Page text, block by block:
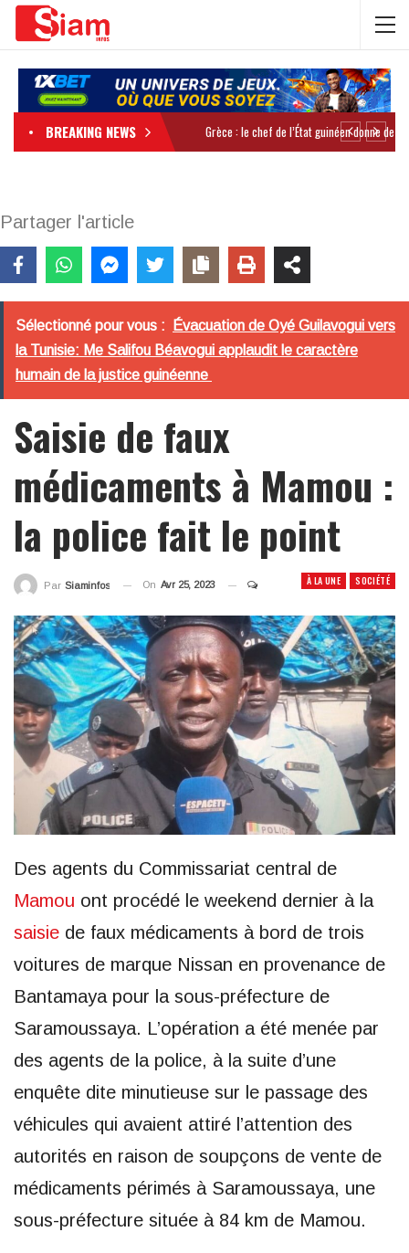
BREAKING NEWS
Partager l'article
Sélectionné pour vous :
Évacuation de Oyé Guilavogui vers
la Tunisie: Me Salifou Béavogui applaudit le caractère
humain de la justice guinéenne
Saisie de faux
médicaments à Mamou :
la police fait le point
À LA UNE SOCIÉTÉ
Par Siaminfos On Avr 25, 2023
Des agents du Commissariat central de
Mamou ont procédé le weekend dernier à la
saisie de faux médicaments à bord de trois
voitures de marque Nissan en provenance de
Bantamaya pour la sous-préfecture de
Saramoussaya. L’opération a été menée par
des agents de la police, à la suite d’une
enquête dite minutieuse sur le passage des
véhicules qui avaient attiré l’attention des
autorités en raison de soupçons de vente de
médicaments périmés à Saramoussaya, une
sous-préfecture située à 84 km de Mamou.